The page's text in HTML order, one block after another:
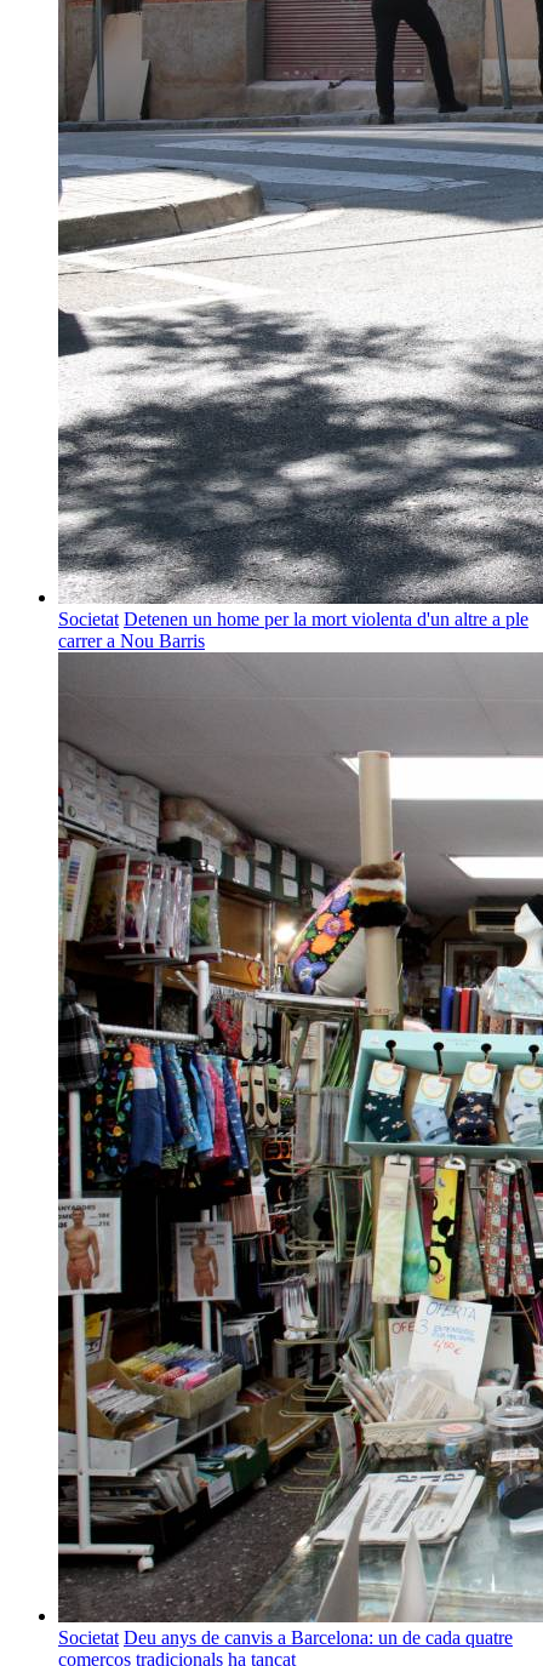
Societat Detenen un home per la mort violenta d'un altre a ple
carrer a Nou Barris
Societat Deu anys de canvis a Barcelona: un de cada quatre
comerços tradicionals ha tancat